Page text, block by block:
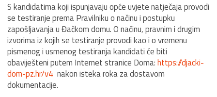
S kandidatima koji ispunjavaju opće uvjete natječaja provodi
se testiranje prema Pravilniku o načinu i postupku
zapošljavanja u Đačkom domu. O načinu, pravnim i drugim
izvorima iz kojih se testiranje provodi kao i o vremenu
pismenog i usmenog testiranja kandidati će biti
obaviješteni putem Internet stranice Doma:https://djacki-
dom-pz.hr/v4 nakon isteka roka za dostavom
dokumentacije.